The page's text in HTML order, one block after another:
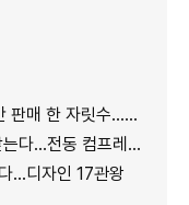
수…초기 안착 시험대
동 컴프레서 생산↑
…디자인 17관왕